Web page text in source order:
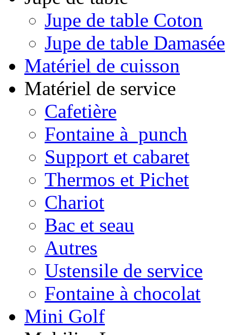
Jupe de table Coton
Jupe de table Damasée
Matériel de cuisson
Matériel de service
Cafetière
Fontaine à punch
Support et cabaret
Thermos et Pichet
Chariot
Bac et seau
Autres
Ustensile de service
Fontaine à chocolat
Mini Golf